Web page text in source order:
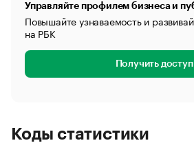
Управляйте профилем бизнеса и
Повышайте узнаваемость и
на РБК
Получить доступ
Коды статистики